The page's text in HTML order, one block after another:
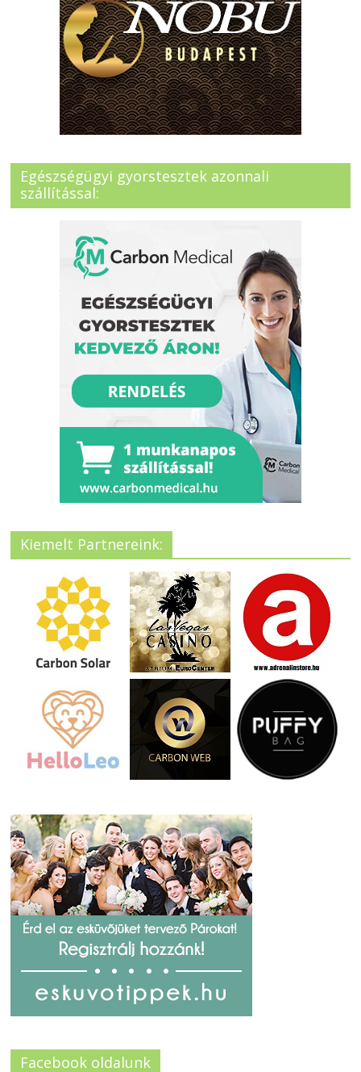
Egészségügyi gyorstesztek azonnali
szállítással:
Kiemelt Partnereink:
Facebook oldalunk